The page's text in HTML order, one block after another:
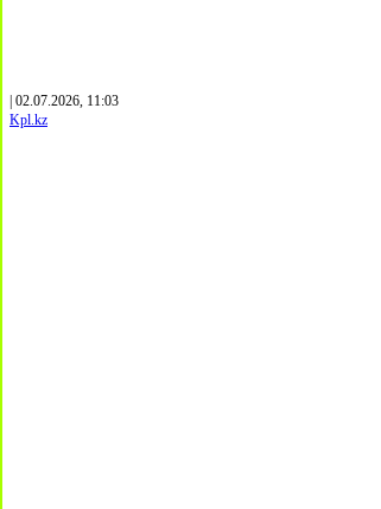
| 02.07.2026, 11:03
Kpl.kz